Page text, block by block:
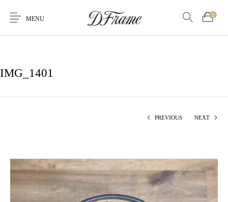
MENU
0
IMG_1401
PREVIOUS NEXT